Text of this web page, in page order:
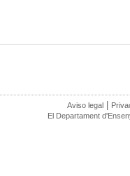
Aviso legal
El Departament